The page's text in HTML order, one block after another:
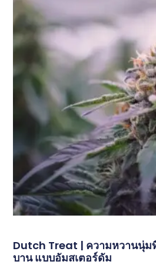
Dutch Treat | ความหวานนุ่ม
บาน แบบอัมสเตอร์ดัม